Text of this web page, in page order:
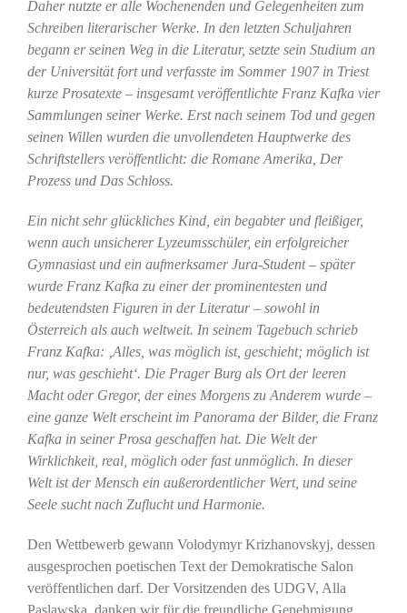
Daher nutzte er alle Wochenenden und Gelegenheiten zum
Schreiben literarischer Werke. In den letzten Schuljahren
begann er seinen Weg in die Literatur, setzte sein Studium an
der Universität fort und verfasste im Sommer 1907 in Triest
kurze Prosatexte – insgesamt veröffentlichte Franz Kafka vier
Sammlungen seiner Werke. Erst nach seinem Tod und gegen
seinen Willen wurden die unvollendeten Hauptwerke des
Schriftstellers veröffentlicht: die Romane Amerika, Der
Prozess und Das Schloss.
Ein nicht sehr glückliches Kind, ein begabter und fleißiger,
wenn auch unsicherer Lyzeumsschüler, ein erfolgreicher
Gymnasiast und ein aufmerksamer Jura-Student – später
wurde Franz Kafka zu einer der prominentesten und
bedeutendsten Figuren in der Literatur – sowohl in
Österreich als auch weltweit. In seinem Tagebuch schrieb
Franz Kafka: ‚ Alles, was möglich ist, geschieht; möglich ist
nur, was geschieht‘. Die Prager Burg als Ort der leeren
Macht oder Gregor, der eines Morgens zu Anderem wurde –
eine ganze Welt erscheint im Panorama der Bilder, die Franz
Kafka in seiner Prosa geschaffen hat. Die Welt der
Wirklichkeit, real, möglich oder fast unmöglich. In dieser
Welt ist der Mensch ein außerordentlicher Wert, und seine
Seele sucht nach Zuflucht und Harmonie.
Den Wettbewerb gewann Volodymyr Krizhanovskyj, dessen
ausgesprochen poetischen Text der Demokratische Salon
veröffentlichen darf. Der Vorsitzenden des UDGV, Alla
Paslawska, danken wir für die freundliche Genehmigung.